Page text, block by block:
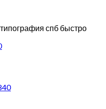
типография спб быстро